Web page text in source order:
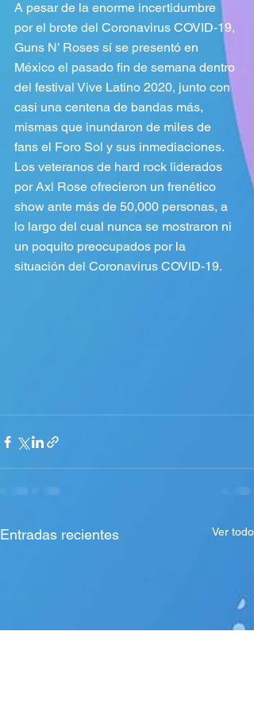
A pesar de la enorme incertidumbre
por el brote del Coronavirus COVID-19,
Guns N’ Roses sí se presentó en
México el pasado fin de semana dentro
del festival Vive Latino 2020, junto con
casi una centena de bandas más,
mismas que inundaron de miles de
fans el Foro Sol y sus inmediaciones.
Los veteranos de hard rock liderados
por Axl Rose ofrecieron un frenético
show ante más de 50,000 personas, a
lo largo del cual nunca se mostraron ni
un poquito preocupados por la
situación del Coronavirus COVID-19.
Entradas recientes Ver todo